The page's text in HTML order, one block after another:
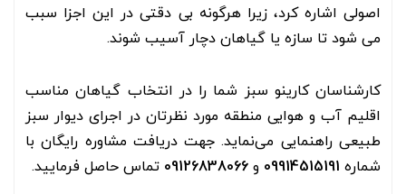
اصولی اشاره کرد، زیرا هرگونه بی دقتی در این اجزا سبب
می شود تا سازه یا گیاهان دچار آسیب شوند.
کارشناسانکارینو سبز شما را در انتخاب گیاهان مناسب
اقلیم آب و هوایی منطقه مورد نظرتان در اجرای دیوار سبز
طبیعی راهنمایی می‌نماید. جهت دریافت مشاوره رایگان با
شماره 09914515191 و 09126838066 تماس حاصل فرمایید.